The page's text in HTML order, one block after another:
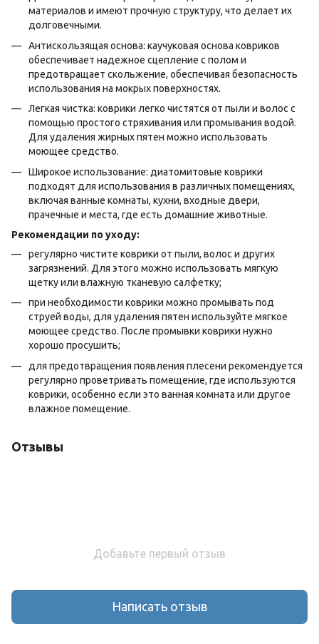
материалов и имеют прочную структуру, что делает их
долговечными.
Антискользящая основа: каучуковая основа ковриков
обеспечивает надежное сцепление с полом и
предотвращает скольжение, обеспечивая безопасность
использования на мокрых поверхностях.
Легкая чистка: коврики легко чистятся от пыли и волос с
помощью простого стряхивания или промывания водой.
Для удаления жирных пятен можно использовать
моющее средство.
Широкое использование: диатомитовые коврики
подходят для использования в различных помещениях,
включая ванные комнаты, кухни, входные двери,
прачечные и места, где есть домашние животные.
Рекомендации по уходу:
регулярно чистите коврики от пыли, волос и других
загрязнений. Для этого можно использовать мягкую
щетку или влажную тканевую салфетку;
при необходимости коврики можно промывать под
струей воды, для удаления пятен используйте мягкое
моющее средство. После промывки коврики нужно
хорошо просушить;
для предотвращения появления плесени рекомендуется
регулярно проветривать помещение, где используются
коврики, особенно если это ванная комната или другое
влажное помещение.
Отзывы
Добавьте первый отзыв
Написать отзыв